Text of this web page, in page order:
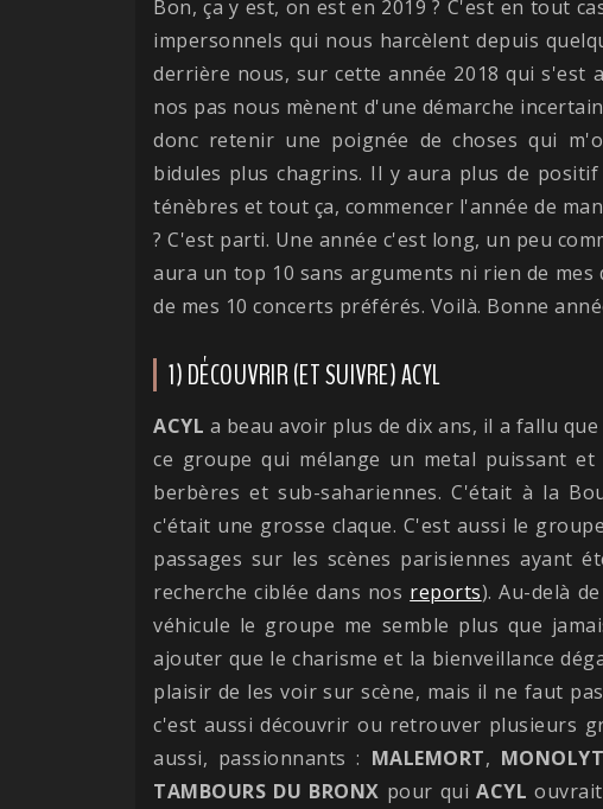
Bon, ça y est, on est en 2019 ? C'est en tout
impersonnels qui nous harcèlent depuis
derrière nous, sur cette année 2018 qui s'est
nos pas nous mènent d'une démarche
donc retenir une poignée de choses qui
bidules plus chagrins. Il y aura plus de
ténèbres et tout ça, commencer l'année de
? C'est parti. Une année c'est long, un peu
aura un top 10 sans arguments ni rien de
de mes 10 concerts préférés. Voilà. Bonne
1) DÉCOUVRIR (ET SUIVRE) ACYL
ACYL a beau avoir plus de dix ans, il a fallu
ce groupe qui mélange un metal puissant
berbères et sub-sahariennes. C'était à la
c'était une grosse claque. C'est aussi le
passages sur les scènes parisiennes ayant
recherche ciblée dans nos reports). Au-delà
véhicule le groupe me semble plus que
ajouter que le charisme et la bienveillance
plaisir de les voir sur scène, mais il ne faut
c'est aussi découvrir ou retrouver plusieurs
aussi, passionnants : MALEMORT,
TAMBOURS DU BRONX pour qui ACYL